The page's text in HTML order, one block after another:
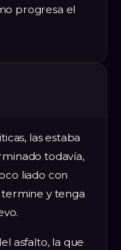
progresa el
las estaba
todavía,
liado con
termine y tenga
asfalto, la que